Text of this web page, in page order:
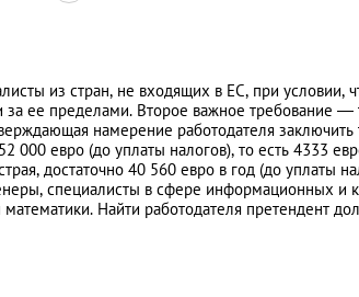
из стран, не входящих в ЕС, при условии,
ее пределами. Второе важное требование —
намерение работодателя заключить
евро (до уплаты налогов), то есть 4333
достаточно 40 560 евро в год (до уплаты
специалисты в сфере информационных и
Найти работодателя претендент